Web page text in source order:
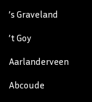
’s Graveland
’t Goy
Aarlanderveen
Abcoude